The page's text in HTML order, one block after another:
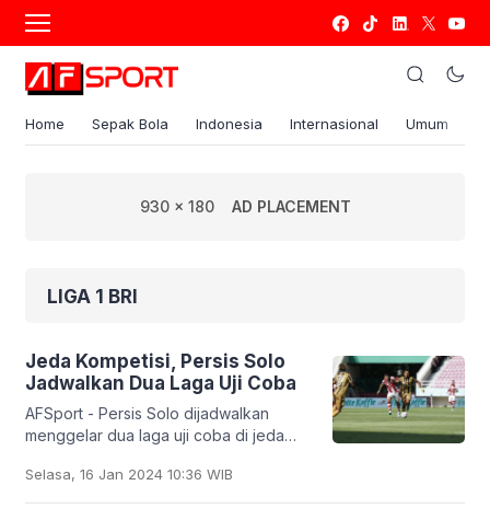
Home Sepak Bola Indonesia Internasional Umum
930 x 180 AD PLACEMENT
LIGA 1 BRI
Jeda Kompetisi, Persis Solo
Jadwalkan Dua Laga Uji Coba
AFSport - Persis Solo dijadwalkan
menggelar dua laga uji coba di jeda
mematangkan kesiapan tim. Dilansir dari
Selasa, 16 Jan 2024 10:36 WIB